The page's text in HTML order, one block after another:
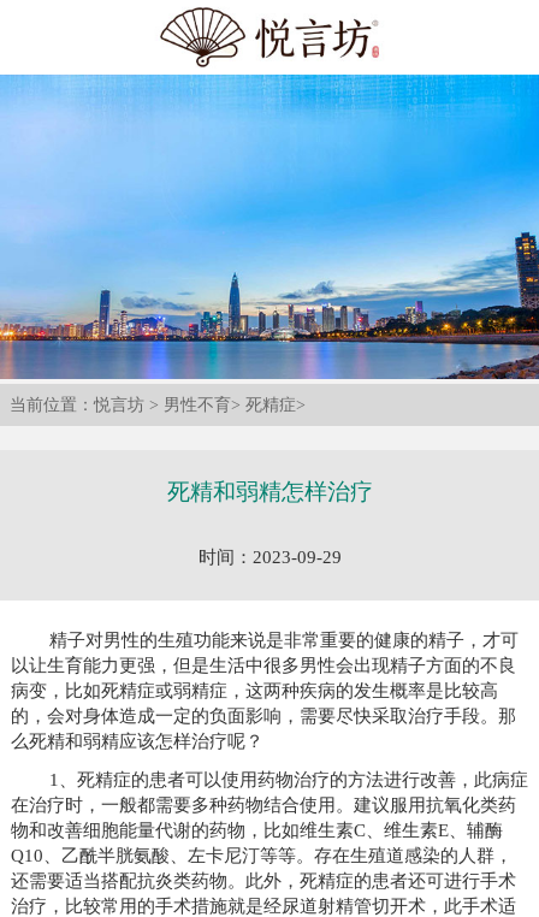
当前位置：悦言坊 > 男性不育> 死精症>
死精和弱精怎样治疗
时间：2023-09-29
精子对男性的生殖功能来说是非常重要的健康的精子，才可
以让生育能力更强，但是生活中很多男性会出现精子方面的不良
病变，比如死精症或弱精症，这两种疾病的发生概率是比较高
的，会对身体造成一定的负面影响，需要尽快采取治疗手段。那
么死精和弱精应该怎样治疗呢？
1、死精症的患者可以使用药物治疗的方法进行改善，此病症
在治疗时，一般都需要多种药物结合使用。建议服用抗氧化类药
物和改善细胞能量代谢的药物，比如维生素C、维生素E、辅酶
Q10、乙酰半胱氨酸、左卡尼汀等等。存在生殖道感染的人群，
还需要适当搭配抗炎类药物。此外，死精症的患者还可进行手术
治疗，比较常用的手术措施就是经尿道射精管切开术，此手术适